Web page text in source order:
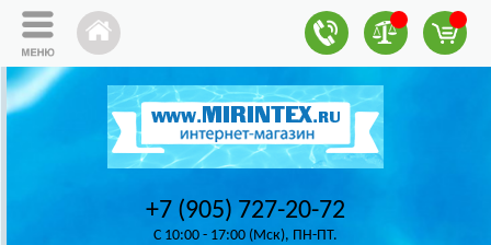
+7 (905) 727-20-72
C 10:00 - 17:00 (Мск), ПН-ПТ.